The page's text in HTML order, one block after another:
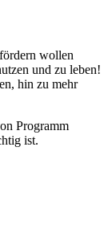
wollen
und zu leben!
hin zu mehr
Programm
ist.